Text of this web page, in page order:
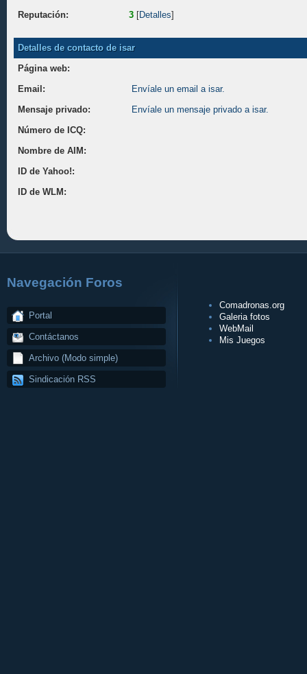
Reputación: 3 [Detalles]
Detalles de contacto de isar
Página web:
Email:
Envíale un email a isar.
Mensaje privado:
Envíale un mensaje privado a isar.
Número de ICQ:
Nombre de AIM:
ID de Yahoo!:
ID de WLM:
Navegación Foros
Portal
Contáctanos
Archivo (Modo simple)
Sindicación RSS
Comadronas.org
Galeria fotos
WebMail
Mis Juegos